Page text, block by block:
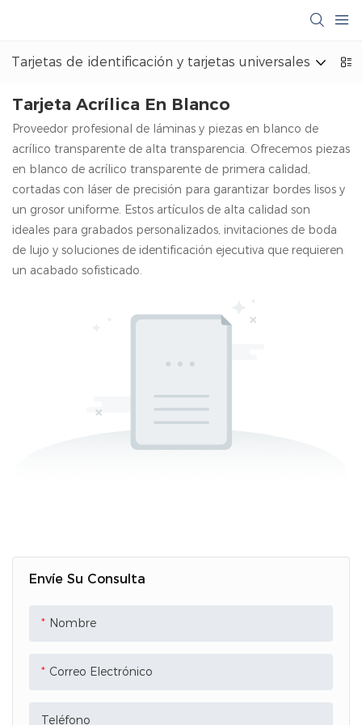
Tarjetas de identificación y tarjetas universales
Tarjeta Acrílica En Blanco
Proveedor profesional de láminas y piezas en blanco de
acrílico transparente de alta transparencia. Ofrecemos piezas
en blanco de acrílico transparente de primera calidad,
cortadas con láser de precisión para garantizar bordes lisos y
un grosor uniforme. Estos artículos de alta calidad son
ideales para grabados personalizados, invitaciones de boda
de lujo y soluciones de identificación ejecutiva que requieren
un acabado sofisticado.
Envíe Su Consulta
Nombre
Correo Electrónico
Teléfono